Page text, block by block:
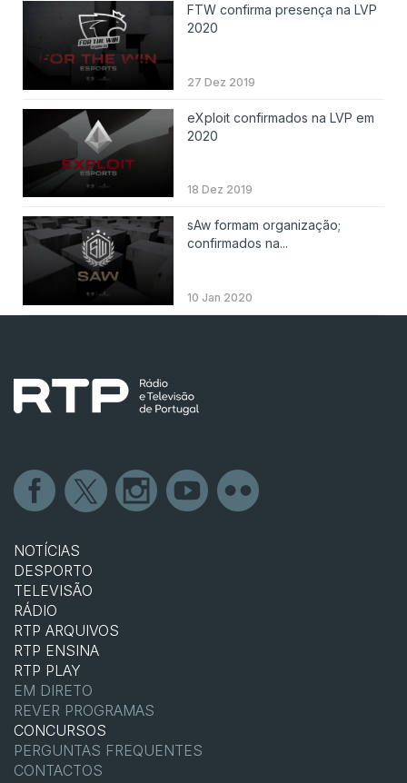
FTW confirma presença na LVP
2020
27 Dez 2019
eXploit confirmados na LVP em
2020
18 Dez 2019
sAw formam organização;
confirmados na...
10 Jan 2020
NOTÍCIAS
DESPORTO
TELEVISÃO
RÁDIO
RTP ARQUIVOS
RTP ENSINA
RTP PLAY
EM DIRETO
REVER PROGRAMAS
CONCURSOS
PERGUNTAS FREQUENTES
CONTACTOS